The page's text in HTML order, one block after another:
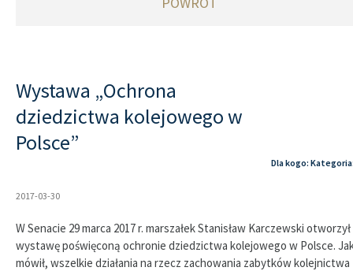
Wystawa „Ochrona
dziedzictwa kolejowego w
Polsce”
Dla kogo:
2017-03-30
W Senacie 29 marca 2017 r. marszałek Stanisław Karczewski otworzył
wystawę poświęconą ochronie dziedzictwa kolejowego w Polsce.
mówił, wszelkie działania na rzecz zachowania zabytków kolejnictwa